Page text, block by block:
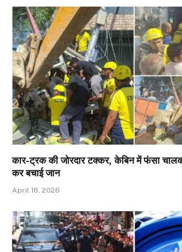
कार-ट्रक की जोरदार टक्कर, केबिन में फंसा
कर बचाई जान
April 18, 2026